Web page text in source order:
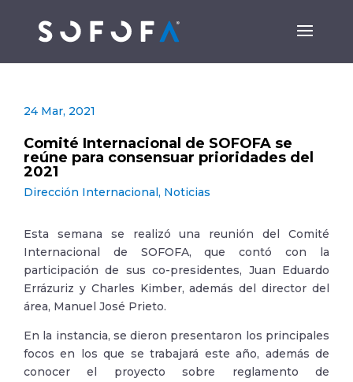
24 Mar, 2021
Comité Internacional de SOFOFA se
reúne para consensuar prioridades del
2021
Dirección Internacional, Noticias
Esta semana se realizó una reunión del Comité
Internacional de SOFOFA, que contó con la
participación de sus co-presidentes, Juan Eduardo
Errázuriz y Charles Kimber, además del director del
área, Manuel José Prieto.
En la instancia, se dieron presentaron los principales
focos en los que se trabajará este año, además de
conocer el proyecto sobre reglamento de